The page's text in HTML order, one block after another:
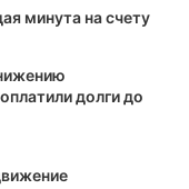
минута на счету
долги до